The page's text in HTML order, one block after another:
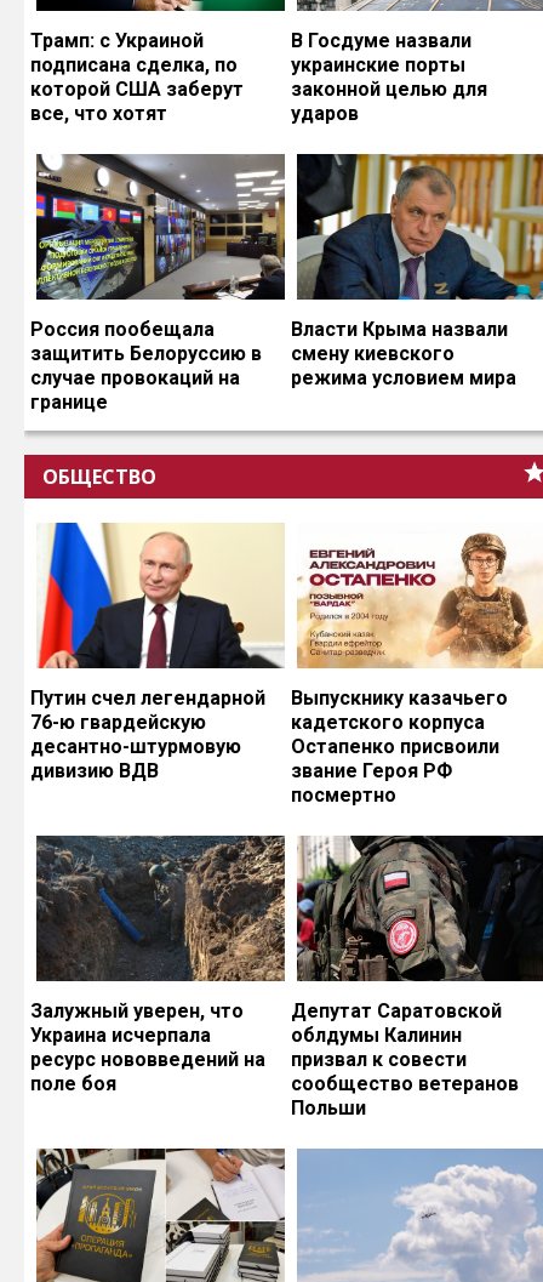
Трамп: с Украиной
подписана сделка, по
которой США заберут
все, что хотят
В Госдуме назвали
украинские порты
законной целью для
ударов
Россия пообещала
защитить Белоруссию в
случае провокаций на
границе
Власти Крыма назвали
смену киевского
режима условием мира
ОБЩЕСТВО
Путин счел легендарной
76-ю гвардейскую
десантно-штурмовую
дивизию ВДВ
Выпускнику казачьего
кадетского корпуса
Остапенко присвоили
звание Героя РФ
посмертно
Залужный уверен, что
Украина исчерпала
ресурс нововведений на
поле боя
Депутат Саратовской
облдумы Калинин
призвал к совести
сообщество ветеранов
Польши